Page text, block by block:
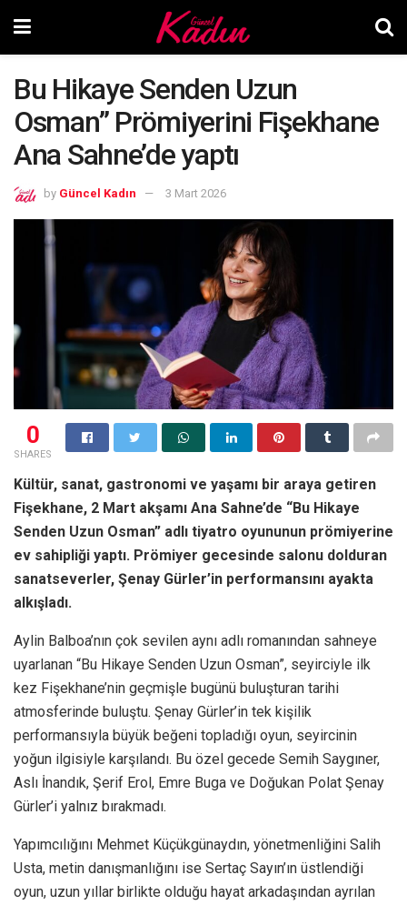
Bu Hikaye Senden Uzun
Osman” Prömiyerini Fişekhane
Ana Sahne’de yaptı
by Güncel Kadın 3 Mart 2026
0
SHARES
Kültür, sanat, gastronomi ve yaşamı bir araya getiren
Fişekhane, 2 Mart akşamı Ana Sahne’de “Bu Hikaye
Senden Uzun Osman” adlı tiyatro oyununun prömiyerine
ev sahipliği yaptı. Prömiyer gecesinde salonu dolduran
sanatseverler, Şenay Gürler’in performansını ayakta
alkışladı.
Aylin Balboa’nın çok sevilen aynı adlı romanından sahneye
uyarlanan “Bu Hikaye Senden Uzun Osman”, seyirciyle ilk
kez Fişekhane’nin geçmişle bugünü buluşturan tarihi
atmosferinde buluştu. Şenay Gürler’in tek kişilik
performansıyla büyük beğeni topladığı oyun, seyircinin
yoğun ilgisiyle karşılandı. Bu özel gecede Semih Saygıner,
Aslı İnandık, Şerif Erol, Emre Buga ve Doğukan Polat Şenay
Gürler’i yalnız bırakmadı.
Yapımcılığını Mehmet Küçükgünaydın, yönetmenliğini Salih
Usta, metin danışmanlığını ise Sertaç Sayın’ın üstlendiği
oyun, uzun yıllar birlikte olduğu hayat arkadaşından ayrılan